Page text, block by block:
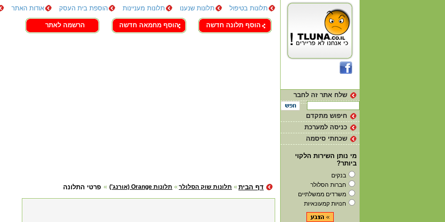
תלונות בטיפול תלונות שנענו תלונות מעניינות הוספת בית העסק אודות האתר
צור קשר
הוסף תלונה חדשה הוסף מחמאה חדשה הרשמה לאתר
פרטי התלונה תלונות Orange (אורנג') תלונות שוק הסלולר דף הבית
שלח אתר זה לחבר
חיפוש מתקדם
כניסה למערכת
שכחתי סיסמה
מי נותן השירות הלקוי
ביותר?
בנקים
חברות הסלולר
משרדים ממשלתיים
חנויות קמעונאיות